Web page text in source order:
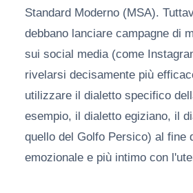
Standard Moderno (MSA).
debbano lanciare campagne di
sui social media (come
rivelarsi decisamente più
utilizzare il dialetto specifico
esempio, il dialetto egiziano, il
quello del Golfo Persico) al fine
emozionale e più intimo con